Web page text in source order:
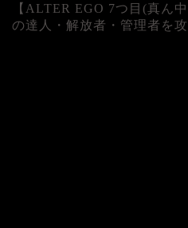
【ALTER EGO 7つ目(真ん
の達人・解放者・管理者を